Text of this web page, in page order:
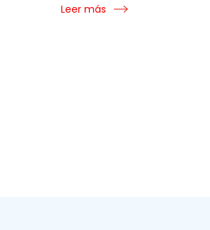
Leer más